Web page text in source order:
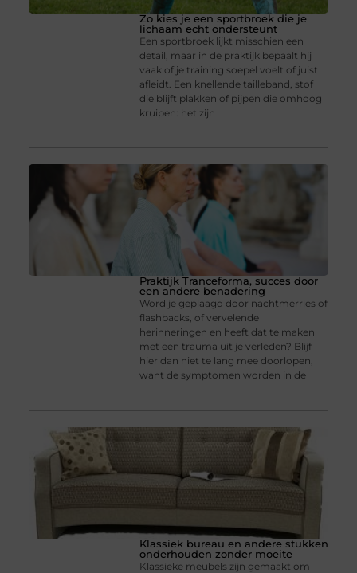
Zo kies je een sportbroek die je
lichaam echt ondersteunt
Een sportbroek lijkt misschien een
detail, maar in de praktijk bepaalt hij
vaak of je training soepel voelt of juist
afleidt. Een knellende tailleband, stof
die blijft plakken of pijpen die omhoog
kruipen: het zijn
Praktijk Tranceforma, succes door
een andere benadering
Word je geplaagd door nachtmerries of
flashbacks, of vervelende
herinneringen en heeft dat te maken
met een trauma uit je verleden? Blijf
hier dan niet te lang mee doorlopen,
want de symptomen worden in de
Klassiek bureau en andere stukken
onderhouden zonder moeite
Klassieke meubels zijn gemaakt om